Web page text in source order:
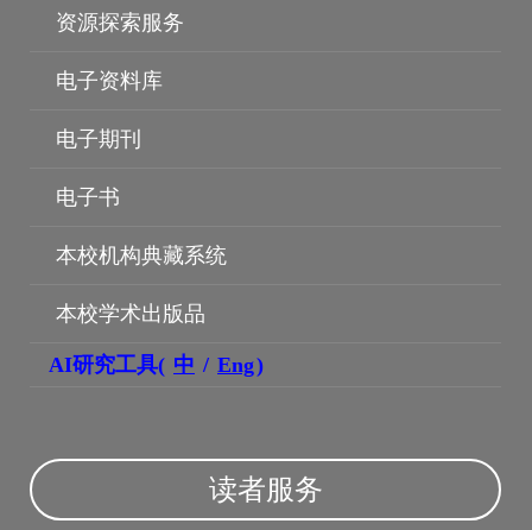
资源探索服务
电子资料库
电子期刊
电子书
本校机构典藏系统
本校学术出版品
AI研究工具( 中 / Eng)
读者服务